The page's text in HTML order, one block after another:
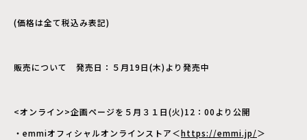
(価格は全て税込み表記)
販売について 発売日：５月19日(木)より発売中
<オンライン>企画ページを５月３１日(火)12：00より公開
・emmiオフィシャルオンラインストア＜https://emmi.jp/＞